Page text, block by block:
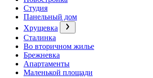
Студия
Панельный дом
Хрущевка
Сталинка
Во вторичном жилье
Брежневка
Апартаменты
Маленькой площади